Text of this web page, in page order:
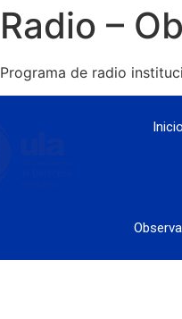
Radio –
Programa de radio
Inicio